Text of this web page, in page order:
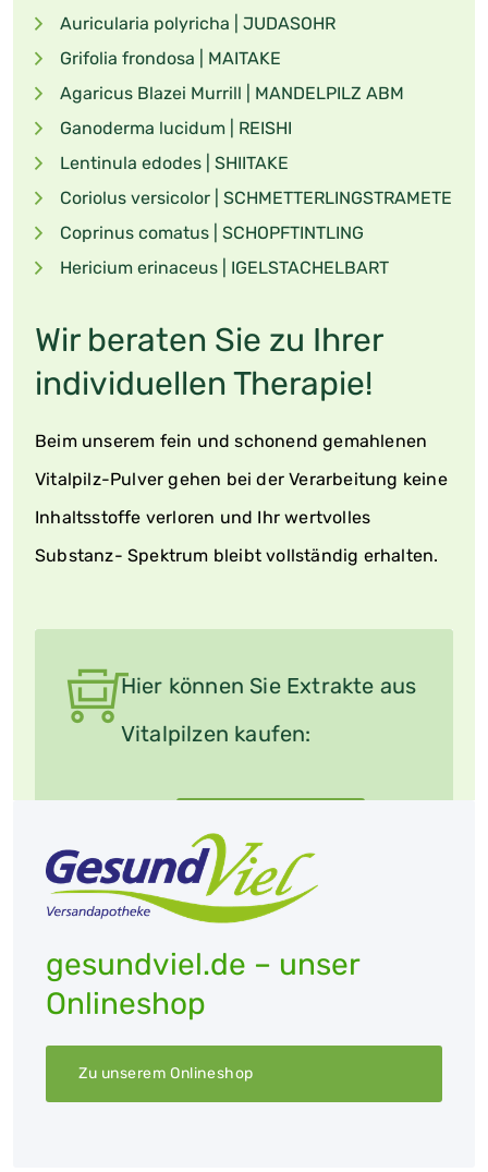
Wir beraten Sie zu Ihrer
individuellen Therapie!
Beim unserem fein und schonend gemahlenen
Vitalpilz-Pulver gehen bei der Verarbeitung keine
Inhaltsstoffe verloren und Ihr wertvolles
Substanz- Spektrum bleibt vollständig erhalten.
Hier können Sie Extrakte aus
Vitalpilzen kaufen:
Auricularia polyricha | JUDASOHR
Grifolia frondosa | MAITAKE
Agaricus Blazei Murrill | MANDELPILZ ABM
Ganoderma lucidum | REISHI
Lentinula edodes | SHIITAKE
Coriolus versicolor | SCHMETTERLINGSTRAMETE
Coprinus comatus | SCHOPFTINTLING
Hericium erinaceus | IGELSTACHELBART
gesundviel.de – unser
Onlineshop
Zu unserem Onlineshop